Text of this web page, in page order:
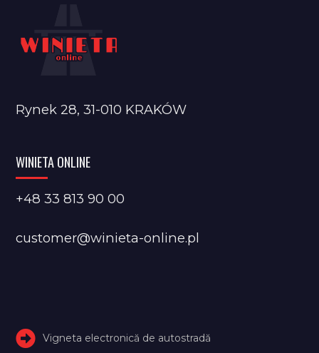
Rynek 28, 31-010 KRAKÓW
WINIETA ONLINE
+48 33 813 90 00
customer@winieta-online.pl
Vigneta electronică de autostradă